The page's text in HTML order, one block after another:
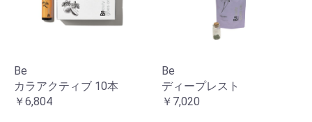
Be
カラアクティブ 10本
￥6,804
Be
ディープレスト
￥7,020